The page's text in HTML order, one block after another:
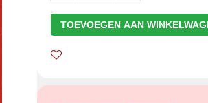
TOEVOEGEN AAN